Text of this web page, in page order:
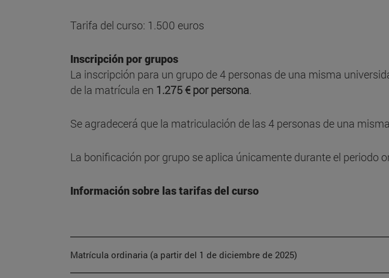
Tarifa del curso: 1.500 euros
Inscripción por grupos
La inscripción para un grupo de 4 personas de una misma
de la matrícula en 1.275 € por persona.
Se agradecerá que la matriculación de las 4 personas de una
La bonificación por grupo se aplica únicamente durante el periodo
Información sobre las tarifas del curso
Matrícula ordinaria (a partir del 1 de diciembre de 2025)